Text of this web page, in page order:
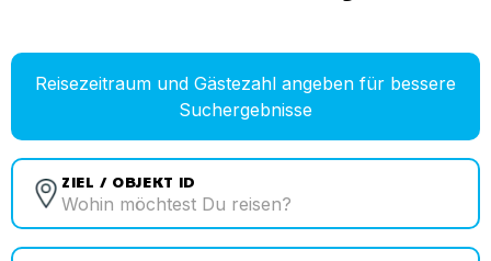
Reisezeitraum und Gästezahl angeben für bessere
Suchergebnisse
ZIEL / OBJEKT ID